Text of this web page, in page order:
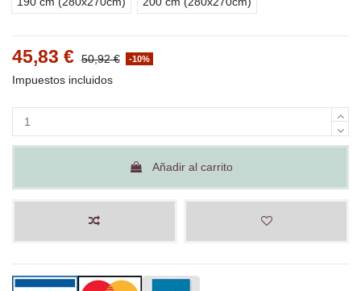
45,83 € 50,92 € -10%
Impuestos incluidos
Añadir al carrito